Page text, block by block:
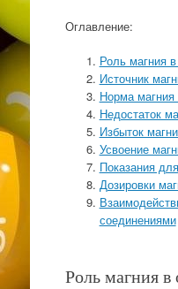
Оглавление:
Роль магния
Источник
Норма магния
Недостаток
Избыток
Усвоение
Показания
Дозировки
соединениями
Роль магния в